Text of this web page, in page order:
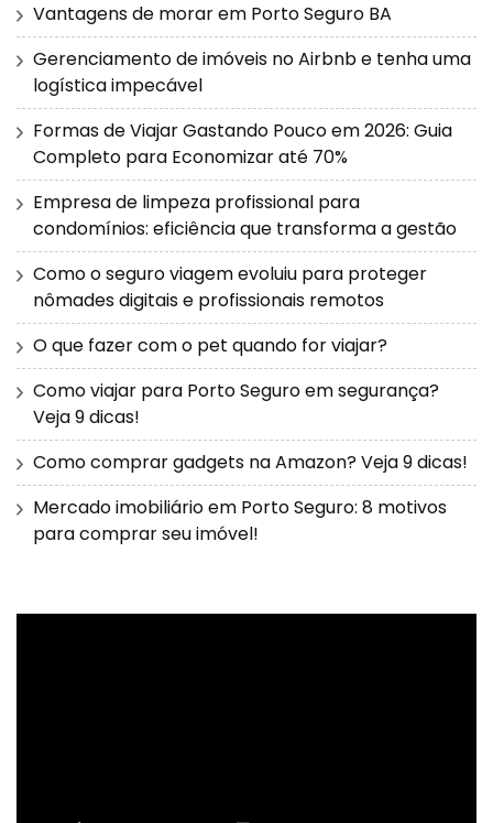
Vantagens de morar em Porto Seguro BA
Gerenciamento de imóveis no Airbnb e tenha uma
logística impecável
Formas de Viajar Gastando Pouco em 2026: Guia
Completo para Economizar até 70%
Empresa de limpeza profissional para
condomínios: eficiência que transforma a gestão
Como o seguro viagem evoluiu para proteger
nômades digitais e profissionais remotos
O que fazer com o pet quando for viajar?
Como viajar para Porto Seguro em segurança?
Veja 9 dicas!
Como comprar gadgets na Amazon? Veja 9 dicas!
Mercado imobiliário em Porto Seguro: 8 motivos
para comprar seu imóvel!